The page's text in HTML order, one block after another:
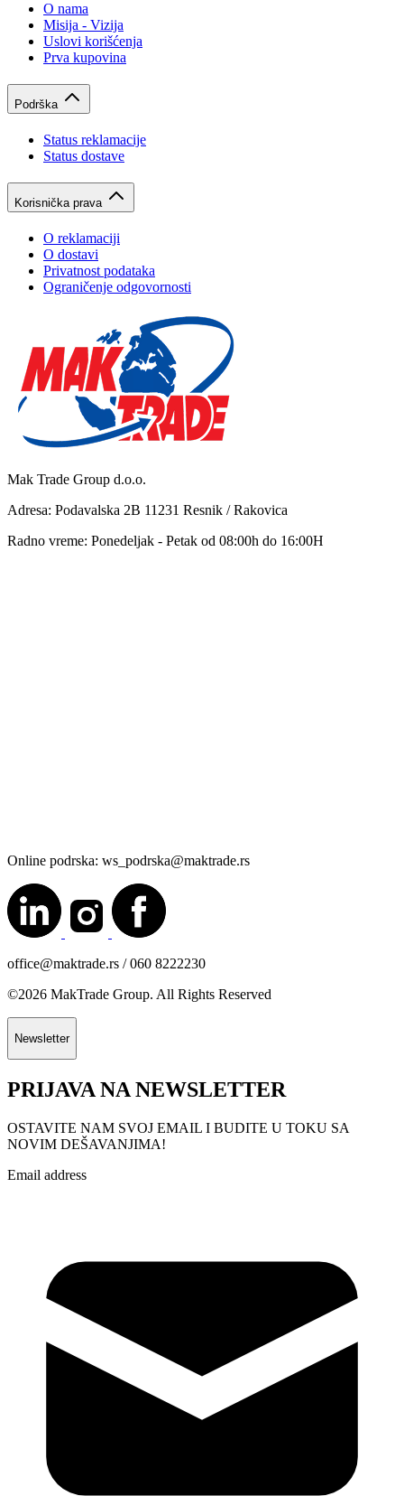
O nama
Misija - Vizija
Uslovi korišćenja
Prva kupovina
Podrška
Status reklamacije
Status dostave
Korisnička prava
O reklamaciji
O dostavi
Privatnost podataka
Ograničenje odgovornosti
Mak Trade Group d.o.o.
Adresa: Podavalska 2B 11231 Resnik / Rakovica
Radno vreme: Ponedeljak - Petak od 08:00h do 16:00H
Online podrska: ws_podrska@maktrade.rs
office@maktrade.rs / 060 8222230
©2026 MakTrade Group. All Rights Reserved
Newsletter
PRIJAVA NA NEWSLETTER
OSTAVITE NAM SVOJ EMAIL I BUDITE U TOKU SA
NOVIM DEŠAVANJIMA!
Email address